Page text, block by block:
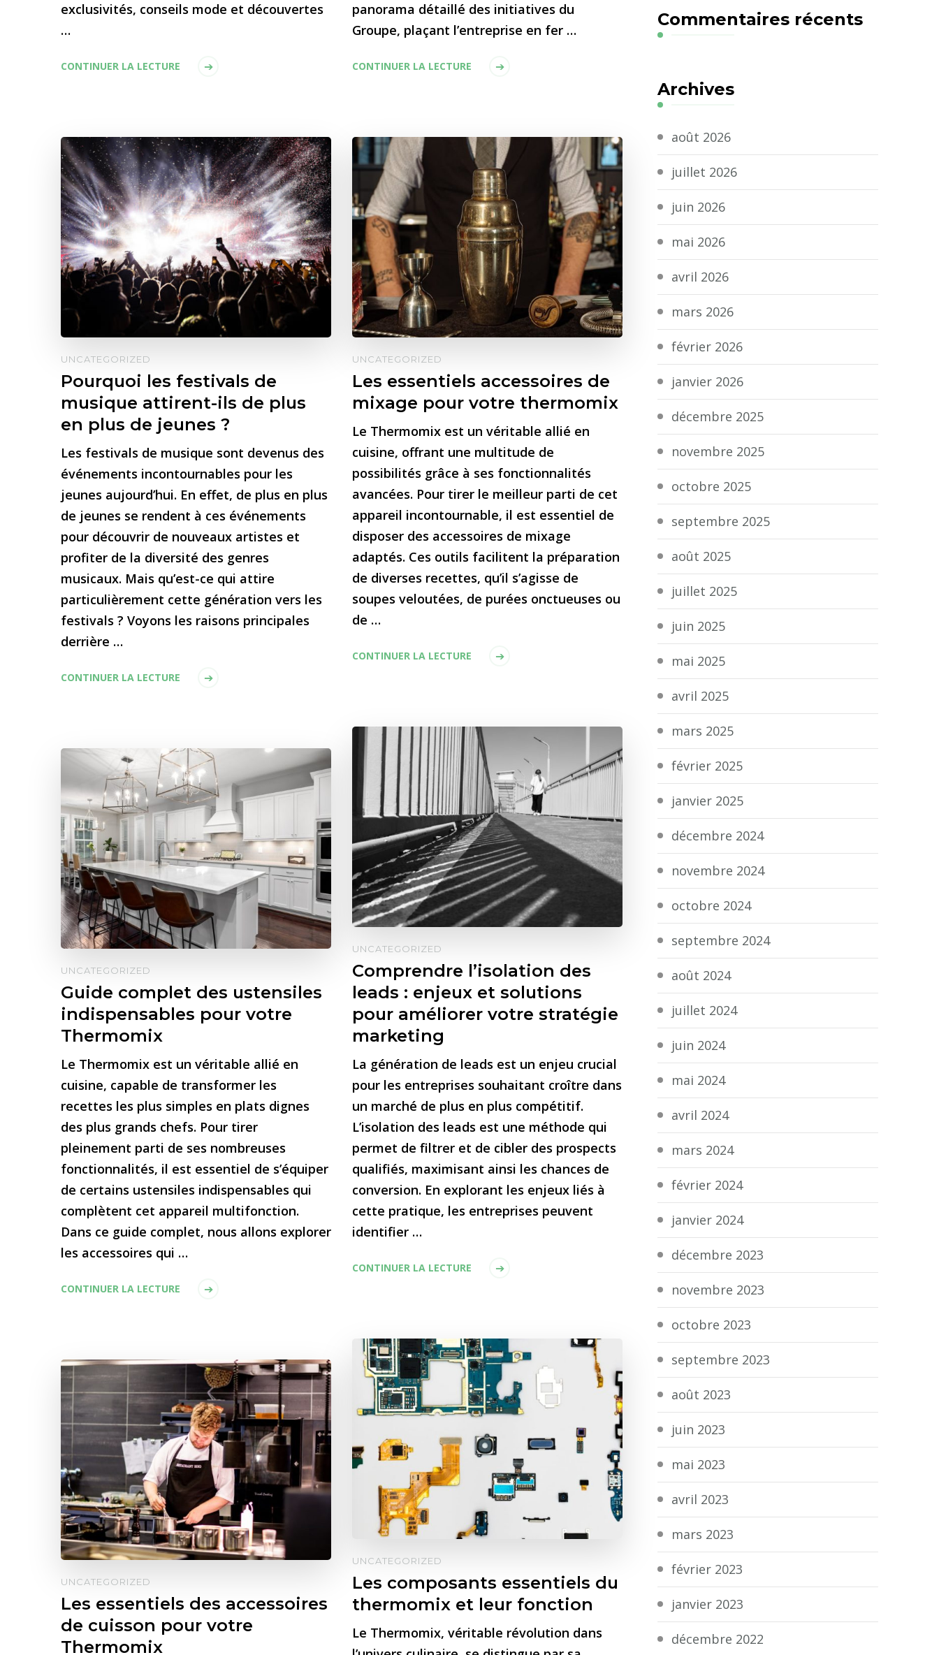
exclusivités, conseils mode et découvertes
…
CONTINUER LA LECTURE
panorama détaillé des initiatives du
Groupe, plaçant l’entreprise en fer …
CONTINUER LA LECTURE
UNCATEGORIZED
Pourquoi les festivals de
musique attirent-ils de plus
en plus de jeunes ?
Les festivals de musique sont devenus des
événements incontournables pour les
jeunes aujourd’hui. En effet, de plus en plus
de jeunes se rendent à ces événements
pour découvrir de nouveaux artistes et
profiter de la diversité des genres
musicaux. Mais qu’est-ce qui attire
particulièrement cette génération vers les
festivals ? Voyons les raisons principales
derrière …
CONTINUER LA LECTURE
UNCATEGORIZED
Les essentiels accessoires de
mixage pour votre thermomix
Le Thermomix est un véritable allié en
cuisine, offrant une multitude de
possibilités grâce à ses fonctionnalités
avancées. Pour tirer le meilleur parti de cet
appareil incontournable, il est essentiel de
disposer des accessoires de mixage
adaptés. Ces outils facilitent la préparation
de diverses recettes, qu’il s’agisse de
soupes veloutées, de purées onctueuses ou
de …
CONTINUER LA LECTURE
UNCATEGORIZED
Comprendre l’isolation des
leads : enjeux et solutions
pour améliorer votre stratégie
marketing
La génération de leads est un enjeu crucial
pour les entreprises souhaitant croître dans
un marché de plus en plus compétitif.
L’isolation des leads est une méthode qui
permet de filtrer et de cibler des prospects
qualifiés, maximisant ainsi les chances de
conversion. En explorant les enjeux liés à
cette pratique, les entreprises peuvent
identifier …
CONTINUER LA LECTURE
UNCATEGORIZED
Guide complet des ustensiles
indispensables pour votre
Thermomix
Le Thermomix est un véritable allié en
cuisine, capable de transformer les
recettes les plus simples en plats dignes
des plus grands chefs. Pour tirer
pleinement parti de ses nombreuses
fonctionnalités, il est essentiel de s’équiper
de certains ustensiles indispensables qui
complètent cet appareil multifonction.
Dans ce guide complet, nous allons explorer
les accessoires qui …
CONTINUER LA LECTURE
UNCATEGORIZED
Les composants essentiels du
thermomix et leur fonction
Le Thermomix, véritable révolution dans
UNCATEGORIZED
Les essentiels des accessoires
de cuisson pour votre
Thermomix
Commentaires récents
Archives
août 2026
juillet 2026
juin 2026
mai 2026
avril 2026
mars 2026
février 2026
janvier 2026
décembre 2025
novembre 2025
octobre 2025
septembre 2025
août 2025
juillet 2025
juin 2025
mai 2025
avril 2025
mars 2025
février 2025
janvier 2025
décembre 2024
novembre 2024
octobre 2024
septembre 2024
août 2024
juillet 2024
juin 2024
mai 2024
avril 2024
mars 2024
février 2024
janvier 2024
décembre 2023
novembre 2023
octobre 2023
septembre 2023
août 2023
juin 2023
mai 2023
avril 2023
mars 2023
février 2023
janvier 2023
décembre 2022